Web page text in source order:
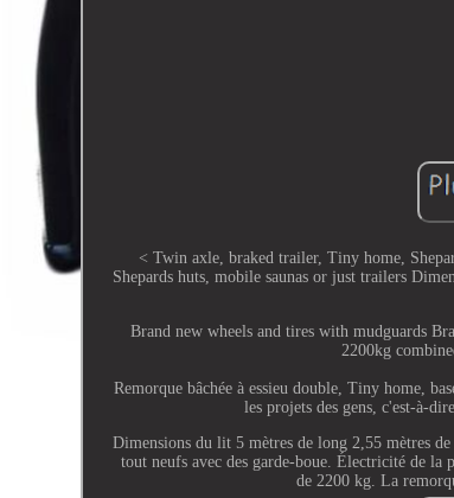
< Twin axle, braked trailer, Tiny home,
Shepards huts, mobile saunas or just trailers
Brand new wheels and tires with mudguards
2200kg
Remorque bâchée à essieu double, Tiny home,
les projets des gens, c'est-à-
Dimensions du lit 5 mètres de long 2,55 mètres
tout neufs avec des garde-boue. Électricité de la
de 2200 kg. La